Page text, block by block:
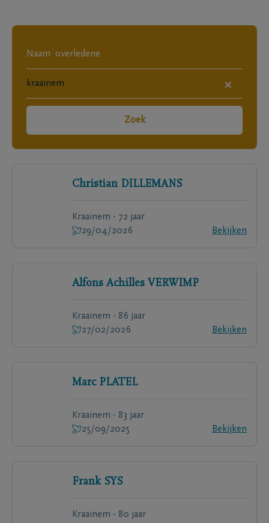
×
Zoek
Christian DILLEMANS
Kraainem - 72 jaar
29/04/2026
Bekijken
Alfons Achilles VERWIMP
Kraainem - 86 jaar
27/02/2026
Bekijken
Marc PLATEL
Kraainem - 83 jaar
25/09/2025
Bekijken
Frank SYS
Kraainem - 80 jaar